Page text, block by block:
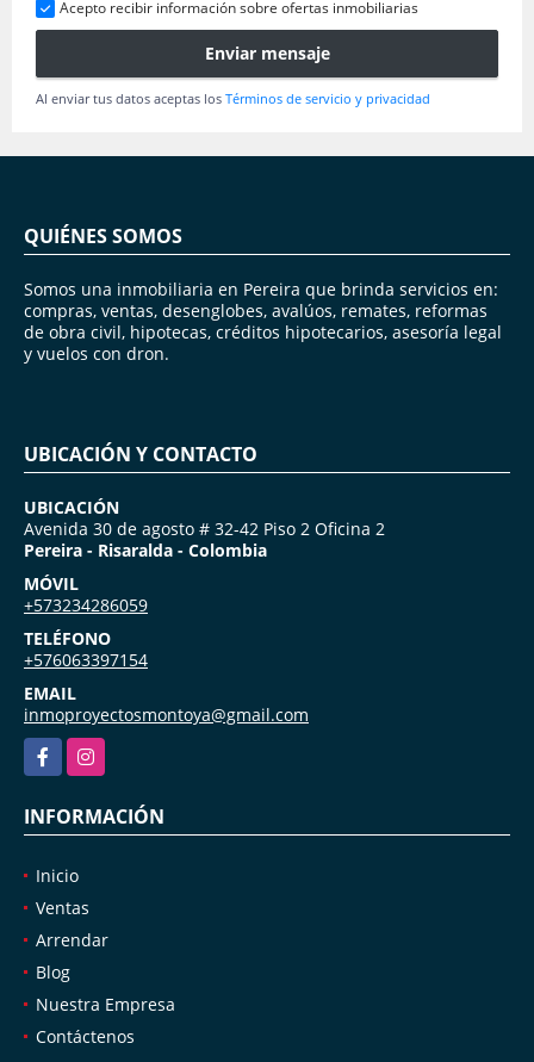
Acepto recibir información sobre ofertas inmobiliarias
Enviar mensaje
Al enviar tus datos aceptas los Términos de servicio y privacidad
QUIÉNES SOMOS
Somos una inmobiliaria en Pereira que brinda servicios en:
compras, ventas, desenglobes, avalúos, remates, reformas
de obra civil, hipotecas, créditos hipotecarios, asesoría legal
y vuelos con dron.
UBICACIÓN Y CONTACTO
UBICACIÓN
Avenida 30 de agosto # 32-42 Piso 2 Oficina 2
Pereira - Risaralda - Colombia
MÓVIL
+573234286059
TELÉFONO
+576063397154
EMAIL
inmoproyectosmontoya@gmail.com
FacebookInstagram
INFORMACIÓN
Inicio
Ventas
Arrendar
Blog
Nuestra Empresa
Contáctenos